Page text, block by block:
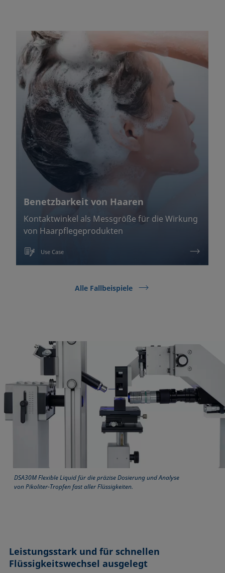
Benetzbarkeit von Haaren
Kontaktwinkel als Messgröße für die Wirkung
von Haarpflegeprodukten
Use Case
Alle Fallbeispiele
DSA30M Flexible Liquid für die präzise Dosierung und Analyse
von Pikoliter-Tropfen fast aller Flüssigkeiten.
Leistungsstark und für schnellen
Flüssigkeitswechsel ausgelegt